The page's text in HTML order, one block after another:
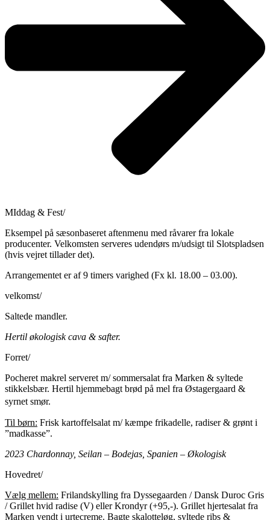
MIddag & Fest/
Eksempel på sæsonbaseret aftenmenu med råvarer fra lokale
producenter. Velkomsten serveres udendørs m/udsigt til Slotspladsen
(hvis vejret tillader det).
Arrangementet er af 9 timers varighed (Fx kl. 18.00 – 03.00).
velkomst/
Saltede mandler.
Hertil økologisk cava & safter.
Forret/
Pocheret makrel serveret m/ sommersalat fra Marken & syltede
stikkelsbær. Hertil hjemmebagt brød på mel fra Østagergaard &
syrnet smør.
Til børn: Frisk kartoffelsalat m/ kæmpe frikadelle, radiser & grønt i
”madkasse”.
2023 Chardonnay, Seilan – Bodejas, Spanien – Økologisk
Hovedret/
Vælg mellem: Frilandskylling fra Dyssegaarden / Dansk Duroc Gris
/ Grillet hvid radise (V) eller Krondyr (+95,-). Grillet hjertesalat fra
Marken vendt i urtecreme. Bagte skalotteløg, syltede ribs &